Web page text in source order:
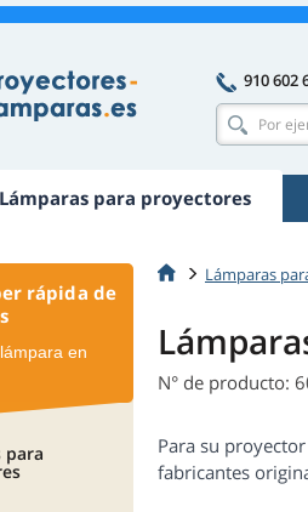
910 602
Lámparas para proyectores
Lámparas
N° de producto:
Para su
fabricantes
rápida de
en
para